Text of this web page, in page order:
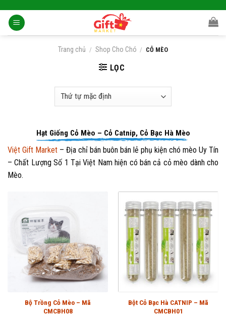
content
Trang chủ / Shop Cho Chó / CỎ MÈO
LỌC
Hạt Giống Cỏ Mèo – Cỏ Catnip, Cỏ Bạc Hà Mèo
Việt Gift Market – Địa chỉ bán buôn bán lẻ phụ kiện chó mèo Uy Tín
– Chất Lượng Số 1 Tại Việt Nam hiện có bán cả cỏ mèo dành cho
Mèo.
Bộ Trồng Cỏ Mèo – Mã
CMCBH08
Bột Cỏ Bạc Hà CATNIP – Mã
CMCBH01